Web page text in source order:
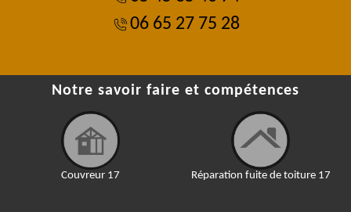
06 65 27 75 28
Notre savoir faire et compétences
Couvreur 17 Réparation fuite de toiture 17